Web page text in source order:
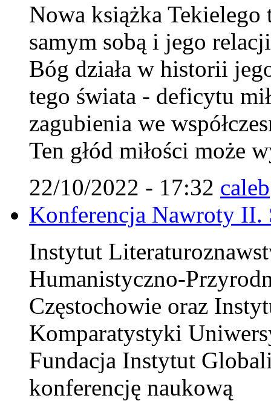
Nowa książka Tekielego
samym sobą i jego
Bóg działa w historii
tego świata - deficytu
zagubienia we
Ten głód miłości może
22/10/2022 - 17:32 caleb
Konferencja Nawroty II.
Instytut
Humanistyczno-
Częstochowie oraz
Komparatystyki
Fundacja Instytut
konferencję naukową